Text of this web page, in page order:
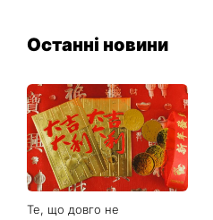
Останні новини
Те, що довго не